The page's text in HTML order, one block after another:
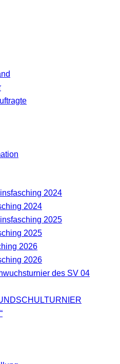
2024
2024
2025
2025
2026
2026
des SV 04